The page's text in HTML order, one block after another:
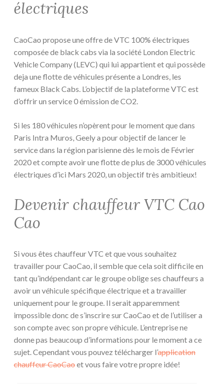
électriques
CaoCao propose une offre de VTC 100% électriques
composée de black cabs via la société London Electric
Vehicle Company (LEVC) qui lui appartient et qui possède
deja une flotte de véhicules présente a Londres, les
fameux Black Cabs. L’objectif de la plateforme VTC est
d’offrir un service 0 émission de CO2.
Si les 180 véhicules n’opèrent pour le moment que dans
Paris Intra Muros, Geely a pour objectif de lancer le
service dans la région parisienne dès le mois de Février
2020 et compte avoir une flotte de plus de 3000 véhicules
électriques d’ici Mars 2020, un objectif très ambitieux!
Devenir chauffeur VTC Cao
Cao
Si vous êtes chauffeur VTC et que vous souhaitez
travailler pour CaoCao, il semble que cela soit difficile en
tant qu’indépendant car le groupe oblige ses chauffeurs a
avoir un véhicule spécifique électrique et a travailler
uniquement pour le groupe. Il serait apparemment
impossible donc de s’inscrire sur CaoCao et de l’utiliser a
son compte avec son propre véhicule. L’entreprise ne
donne pas beaucoup d’informations pour le moment a ce
sujet. Cependant vous pouvez télécharger l’application
chauffeur CaoCaoet vous faire votre propre idée!